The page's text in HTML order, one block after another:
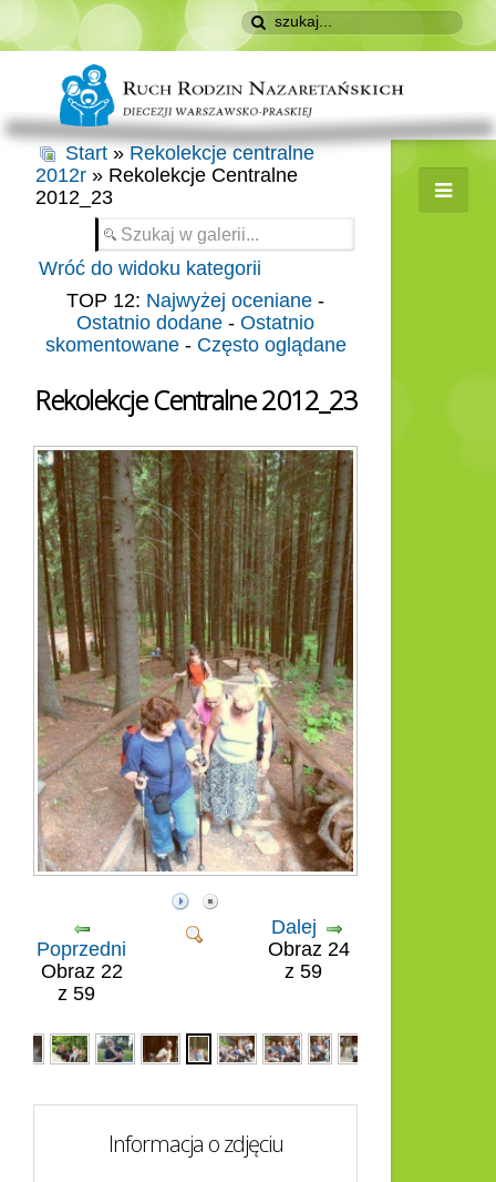
Start » Rekolekcje centralne
2012r » Rekolekcje Centralne
2012_23
Wróć do widoku kategorii
TOP 12: Najwyżej oceniane -
Ostatnio dodane - Ostatnio
skomentowane- Często oglądane
Rekolekcje Centralne 2012_23
Poprzedni
Obraz 22
z 59
Dalej
Obraz 24
z 59
Informacja o zdjęciu